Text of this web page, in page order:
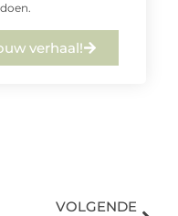
verhaal!
VOLGENDE